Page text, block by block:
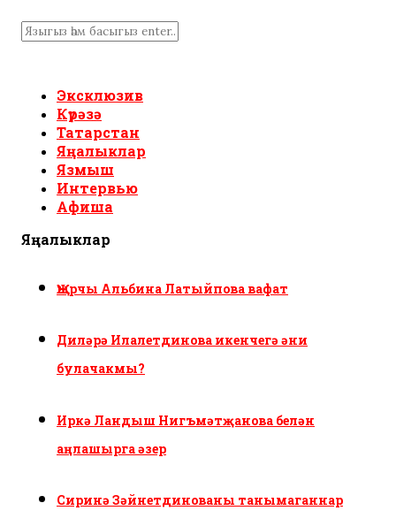
Эксклюзив
Күрәзә
Татарстан
Яңалыклар
Язмыш
Интервью
Афиша
Яңалыклар
Җырчы Альбина Латыйпова вафат
Диләрә Илалетдинова икенчегә әни
булачакмы?
Иркә Ландыш Нигъмәтҗанова белән
аңлашырга әзер
Сиринә Зәйнетдинованы танымаганнар